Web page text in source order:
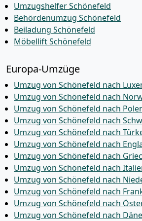
Umzugshelfer Schönefeld
Behördenumzug Schönefeld
Beiladung Schönefeld
Möbellift Schönefeld
Europa-Umzüge
Umzug von Schönefeld nach
Umzug von Schönefeld nach
Umzug von Schönefeld nach
Umzug von Schönefeld nach
Umzug von Schönefeld nach
Umzug von Schönefeld nach
Umzug von Schönefeld nach
Umzug von Schönefeld nach
Umzug von Schönefeld nach
Umzug von Schönefeld nach
Umzug von Schönefeld nach
Umzug von Schönefeld nach